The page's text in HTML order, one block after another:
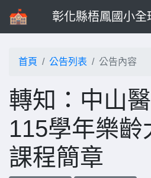
彰化縣梧鳳國小全
首頁 公告列表 公告內容
轉知：中山
115學年樂齡
課程簡章